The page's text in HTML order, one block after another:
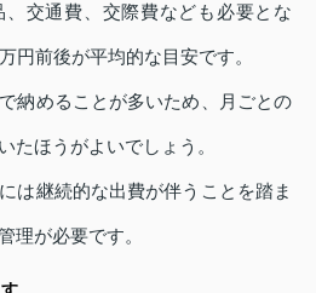
交通費、交際費なども必要とな
円前後が平均的な目安です。
納めることが多いため、月ごとの
たほうがよいでしょう。
は継続的な出費が伴うことを踏ま
理が必要です。